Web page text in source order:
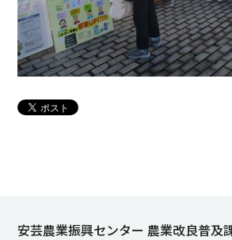
安芸農業振興センター 農業改良普及